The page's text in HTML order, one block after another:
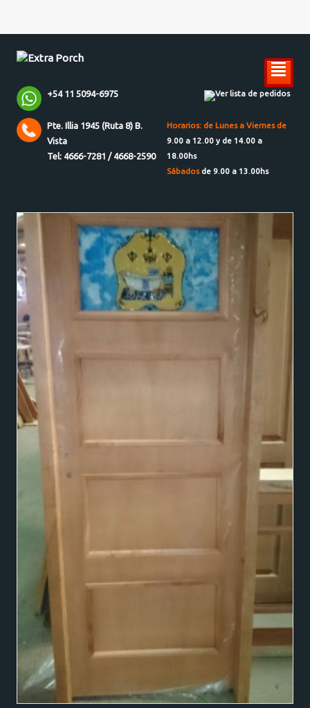
²
+54 11 5094-6975 Ver lista de pedidos
Pte. Illia 1945 (Ruta 8) B.
Vista
Tel: 4666-7281 / 4668-2590
Horarios: de Lunes a Viernes de
9.00 a 12.00 y de 14.00 a
18.00hs
Sábadosde 9.00 a 13.00hs